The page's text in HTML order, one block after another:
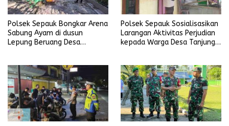
Polsek Sepauk Bongkar Arena
Sabung Ayam di dusun
Lepung Beruang Desa
Polsek Sepauk Sosialisasikan
Larangan Aktivitas Perjudian
kepada Warga Desa Tanjung